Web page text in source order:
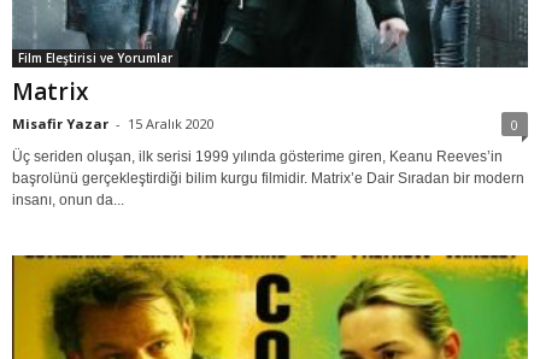
Film Eleştirisi ve Yorumlar
Matrix
Misafir Yazar - 15 Aralık 2020 0
Üç seriden oluşan, ilk serisi 1999 yılında gösterime giren, Keanu Reeves’in
başrolünü gerçekleştirdiği bilim kurgu filmidir. Matrix’e Dair Sıradan bir modern
insanı, onun da...